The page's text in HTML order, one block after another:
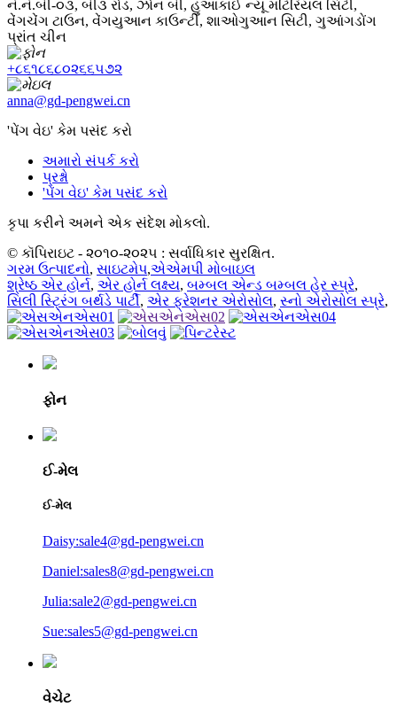
નં.નં.બી-૦૩, બી૩ રોડ, ઝોન બી, હુઆકાઈ ન્યૂ મટિરિયલ સિટી,
વેંગચેંગ ટાઉન, વેંગયુઆન કાઉન્ટી, શાઓગુઆન સિટી, ગુઆંગડોંગ
પ્રાંત ચીન
+૮૬૧૮૬૮૦૨૬૬૫૭૨
anna@gd-pengwei.cn
'પેંગ વેઇ' કેમ પસંદ કરો
અમારો સંપર્ક કરો
પ્રશ્નો
'પેંગ વેઇ' કેમ પસંદ કરો
કૃપા કરીને અમને એક સંદેશ મોકલો.
© કૉપિરાઇટ - ૨૦૧૦-૨૦૨૫ : સર્વાધિકાર સુરક્ષિત.
ગરમ ઉત્પાદનો, સાઇટમેપ,એએમપી મોબાઇલ
શ્રેષ્ઠ એર હોર્ન, એર હોર્ન લક્ષ્ય, બમ્બલ એન્ડ બમ્બલ હેર સ્પ્રે,
સિલી સ્ટ્રિંગ બર્થડે પાર્ટી, એર ફ્રેશનર એરોસોલ, સ્નો એરોસોલ સ્પ્રે,
ફોન
ઈ-મેલ
ઈ-મેલ
Daisy:sale4@gd-pengwei.cn
Daniel:sales8@gd-pengwei.cn
Julia:sale2@gd-pengwei.cn
Sue:sales5@gd-pengwei.cn
વેચેટ